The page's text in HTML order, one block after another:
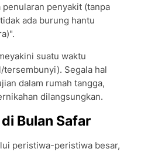
penyakit (tanpa
ada burung hantu
suatu waktu
Segala hal
dalam rumah tangga,
dilangsungkan.
Bulan Safar
peristiwa-peristiwa besar,